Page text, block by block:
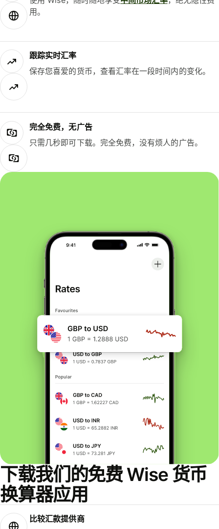
用。
跟踪实时汇率
保存您喜爱的货币，查看汇率在一段时间内的变化。
完全免费，无广告
只需几秒即可下载。完全免费，没有烦人的广告。
下载我们的免费 Wise 货币
换算器应用
比较汇款提供商